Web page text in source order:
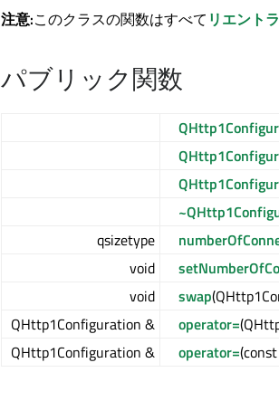
注意:このクラスの関数はすべて リエント
パブリック関数
qsizetype
void
void
swap
QHttp1Configuration &
operator=
QHttp1Configuration &
operator=